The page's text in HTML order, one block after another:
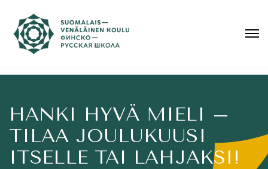
HANKI HYVÄ MIELI –
TILAA JOULUKUUSI
ITSELLE TAI LAHJAKSI!